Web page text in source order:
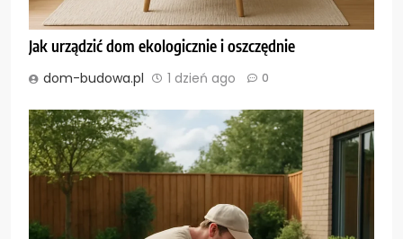
Jak urządzić dom ekologicznie i oszczędnie
dom-budowa.pl 1 dzień ago 0